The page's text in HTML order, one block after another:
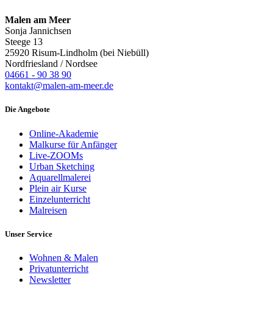
Malen am Meer
Sonja Jannichsen
Steege 13
25920 Risum-Lindholm (bei Niebüll)
Nordfriesland / Nordsee
04661 - 90 38 90
kontakt@malen-am-meer.de
Die Angebote
Online-Akademie
Malkurse für Anfänger
Live-ZOOMs
Urban Sketching
Aquarellmalerei
Plein air Kurse
Einzelunterricht
Malreisen
Unser Service
Wohnen & Malen
Privatunterricht
Newsletter